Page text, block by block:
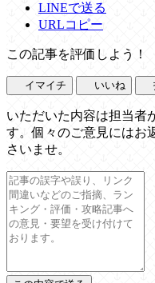
LINEで送る
URLコピー
この記事を評価しよう！
イマイチ いいね
いただいた内容は担当者
す。個々のご意見にはお
さいませ。